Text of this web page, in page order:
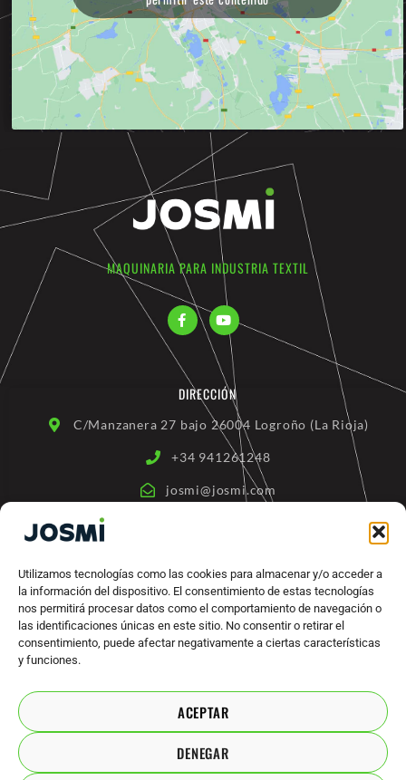
Utilizamos tecnologías como las cookies para almacenar y/o acceder a
la información del dispositivo. El consentimiento de estas tecnologías
nos permitirá procesar datos como el comportamiento de navegación o
las identificaciones únicas en este sitio. No consentir o retirar el
consentimiento, puede afectar negativamente a ciertas características
y funciones.
ACEPTAR
DENEGAR
ACUERDOS LEGALES
Quienes somos
Productos
Máquinas Industriales
DIRECCIÓN
C/Manzanera 27 bajo 26004 Logroño (La Rioja)
+34 941261248
josmi@josmi.com
MAQUINARIA PARA INDUSTRIA TEXTIL
F
a
c
b
o
o
-
f
Y
o
u
b
e